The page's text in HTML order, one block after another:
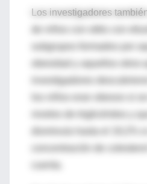
Los investigadores
subgrupos formados por
obesidad y aquellos otros
investigadores
niveles de triglicéridos y